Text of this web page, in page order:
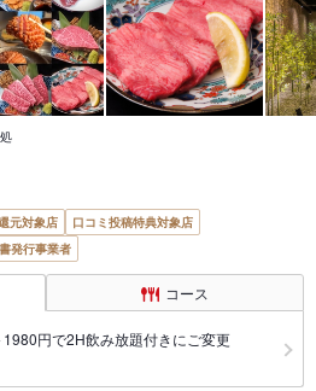
元対象店
口コミ投稿特典対象店
発行事業者
コース
1980円で2H飲み放題付きにご変更